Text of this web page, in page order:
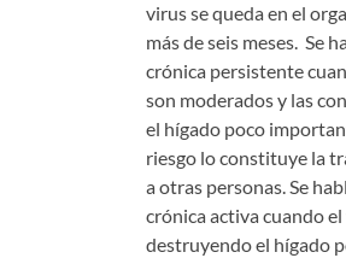
virus se queda en el
más de seis meses. Se
crónica persistente
son moderados y las
el hígado poco
riesgo lo constituye la
a otras personas. Se
crónica activa cuando
destruyendo el hígado